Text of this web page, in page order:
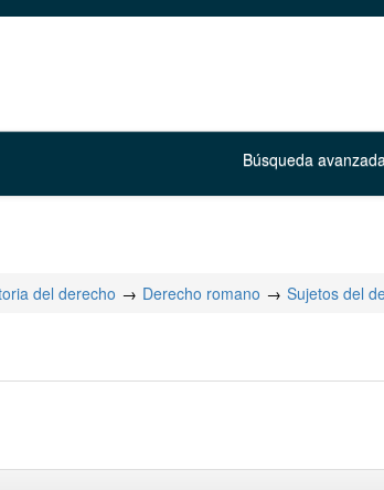
Búsqueda avanzada
del derecho Derecho romano Sujetos del